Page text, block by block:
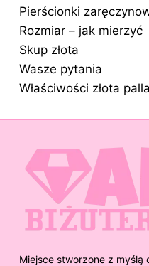
Pierścionki
Rozmiar – jak mierzyć
Skup złota
Wasze pytania
Właściwości złota
Miejsce stworzone z